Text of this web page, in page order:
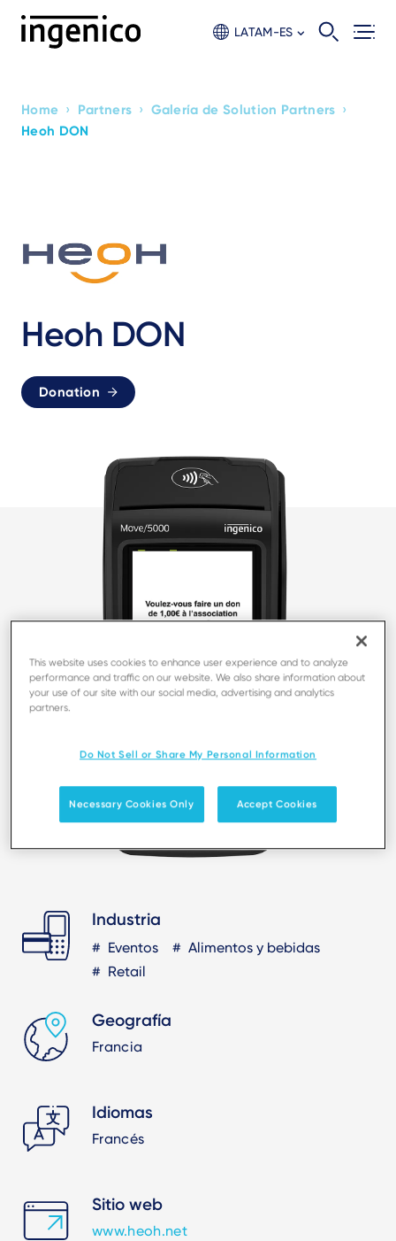
LATAM-ES
Breadcrumb
Home › Partners › Galería de Solution Partners ›
Heoh DON
Heoh DON
Donation
Industria
Eventos
Alimentos y bebidas
Retail
Geografía
Francia
Idiomas
Francés
Sitio web
www.heoh.net
This website uses cookies to enhance user experience and to analyze
performance and traffic on our website. We also share information about
your use of our site with our social media, advertising and analytics
partners.
Do Not Sell or Share My Personal Information
Necessary Cookies Only Accept Cookies